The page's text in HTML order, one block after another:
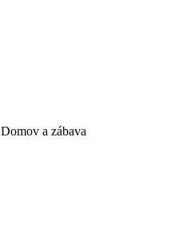
Domov a zábava